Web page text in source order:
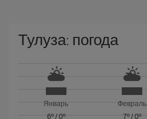
Тулуза: погода
Январь
6º/ 0º
Февраль
7º/ 0º